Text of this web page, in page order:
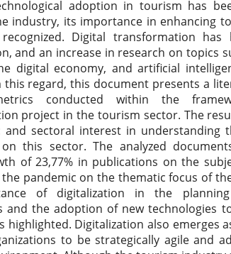
adoption in tourism has
industry, its importance in enhancing
Digital transformation has
and an increase in research on topics
digital economy, and artificial
this regard, this document presents a
conducted within the
project in the tourism sector. The
and sectoral interest in understanding
this sector. The analyzed
of 23,77% in publications on the
pandemic on the thematic focus of
of digitalization in the
and the adoption of new technologies
highlighted. Digitalization also emerges
to be strategically agile and